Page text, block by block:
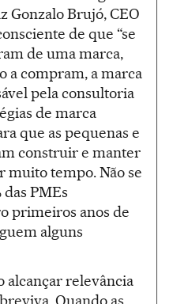
Gonzalo Brujó, CEO
de que “se
de uma marca,
a compram, a marca
pela consultoria
de marca
que as pequenas e
construir e manter
muito tempo. Não se
PMEs
primeiros anos de
alguns
alcançar relevância
Quando as